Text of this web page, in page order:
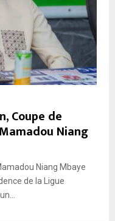
Coupe de
Niang
Niang Mbaye
de la Ligue